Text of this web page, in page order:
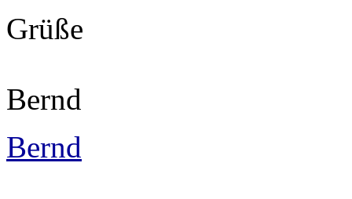
Grüße
Bernd
Bernd